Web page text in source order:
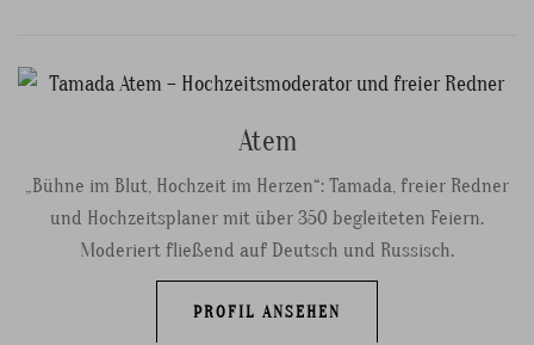
Atem
„Bühne im Blut, Hochzeit im Herzen“: Tamada, freier Redner
und Hochzeitsplaner mit über 350 begleiteten Feiern.
Moderiert fließend auf Deutsch und Russisch.
PROFIL ANSEHEN